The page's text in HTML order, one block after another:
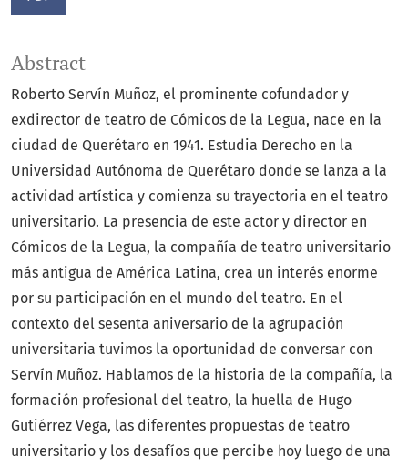
Abstract
Roberto Servín Muñoz, el prominente cofundador y
exdirector de teatro de Cómicos de la Legua, nace en la
ciudad de Querétaro en 1941. Estudia Derecho en la
Universidad Autónoma de Querétaro donde se lanza a la
actividad artística y comienza su trayectoria en el teatro
universitario. La presencia de este actor y director en
Cómicos de la Legua, la compañía de teatro universitario
más antigua de América Latina, crea un interés enorme
por su participación en el mundo del teatro. En el
contexto del sesenta aniversario de la agrupación
universitaria tuvimos la oportunidad de conversar con
Servín Muñoz. Hablamos de la historia de la compañía, la
formación profesional del teatro, la huella de Hugo
Gutiérrez Vega, las diferentes propuestas de teatro
universitario y los desafíos que percibe hoy luego de una